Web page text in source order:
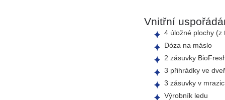
Vnitřní
4 úložné plochy (z
Dóza na máslo
2 zásuvky
3 přihrádky ve
3 zásuvky v
Výrobník ledu